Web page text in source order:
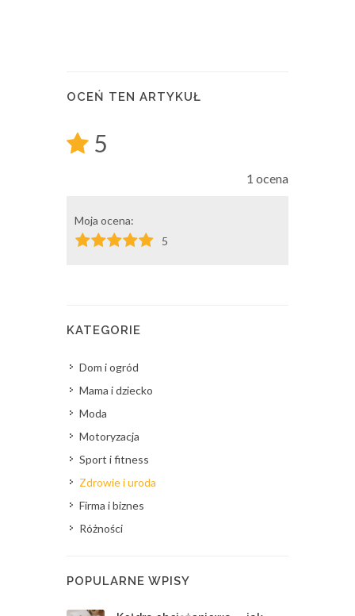
OCEŃ TEN ARTYKUŁ
5
1 ocena
Moja ocena:
5
KATEGORIE
Dom i ogród
Mama i dziecko
Moda
Motoryzacja
Sport i fitness
Zdrowie i uroda
Firma i biznes
Różności
POPULARNE WPISY